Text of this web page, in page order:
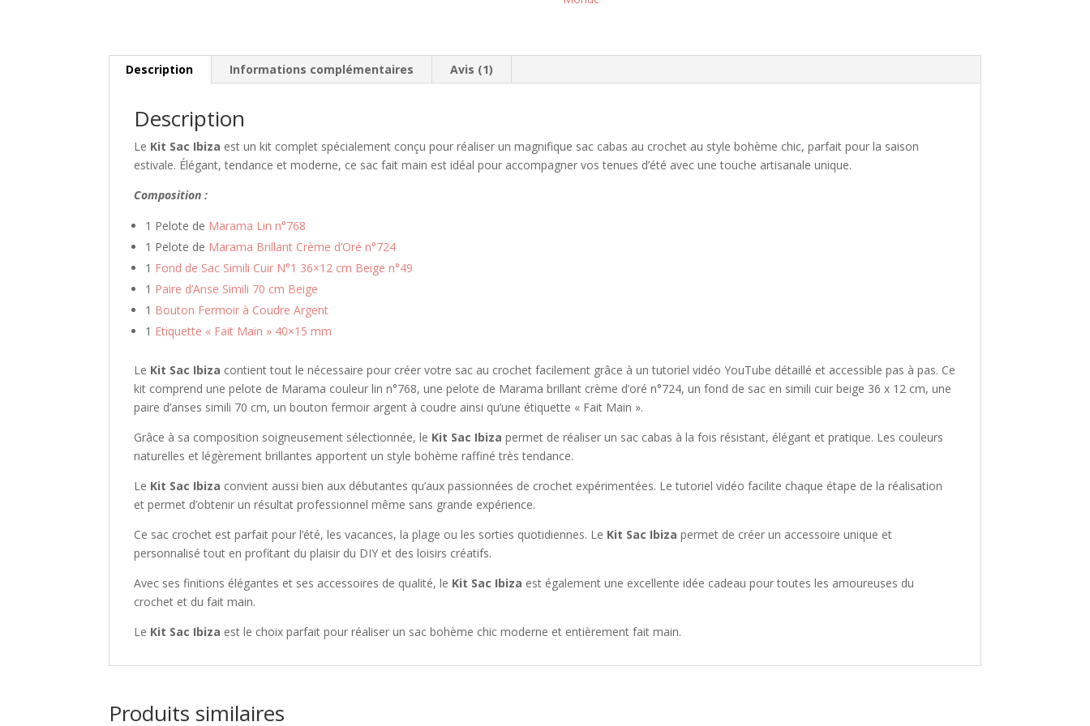
t
r
e
o
u
r
o
u
s
s
i
e
u
Description Informations complémentaires Avis (1)
Description
Le Kit Sac Ibiza est un kit complet spécialement conçu pour réaliser un magnifique sac cabas au crochet au style bohème chic, parfait pour la saison
estivale. Élégant, tendance et moderne, ce sac fait main est idéal pour accompagner vos tenues d’été avec une touche artisanale unique.
Composition :
1 Pelote de Marama Lin n°768
1 Pelote de Marama Brillant Crème d’Oré n°724
1 Fond de Sac Simili Cuir N°1 36×12 cm Beige n°49
1 Paire d’Anse Simili 70 cm Beige
1 Bouton Fermoir à Coudre Argent
1 Etiquette « Fait Main » 40×15 mm
Le Kit Sac Ibiza contient tout le nécessaire pour créer votre sac au crochet facilement grâce à un tutoriel vidéo YouTube détaillé et accessible pas à pas. Ce
kit comprend une pelote de Marama couleur lin n°768, une pelote de Marama brillant crème d’oré n°724, un fond de sac en simili cuir beige 36 x 12 cm, une
paire d’anses simili 70 cm, un bouton fermoir argent à coudre ainsi qu’une étiquette « Fait Main ».
Grâce à sa composition soigneusement sélectionnée, le Kit Sac Ibiza permet de réaliser un sac cabas à la fois résistant, élégant et pratique. Les couleurs
naturelles et légèrement brillantes apportent un style bohème raffiné très tendance.
Le Kit Sac Ibiza convient aussi bien aux débutantes qu’aux passionnées de crochet expérimentées. Le tutoriel vidéo facilite chaque étape de la réalisation
et permet d’obtenir un résultat professionnel même sans grande expérience.
Ce sac crochet est parfait pour l’été, les vacances, la plage ou les sorties quotidiennes. Le Kit Sac Ibiza permet de créer un accessoire unique et
personnalisé tout en profitant du plaisir du DIY et des loisirs créatifs.
Avec ses finitions élégantes et ses accessoires de qualité, le Kit Sac Ibiza est également une excellente idée cadeau pour toutes les amoureuses du
crochet et du fait main.
Le Kit Sac Ibiza est le choix parfait pour réaliser un sac bohème chic moderne et entièrement fait main.
Produits similaires